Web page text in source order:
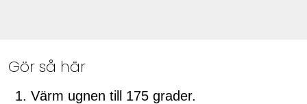
Gör så här
Värm ugnen till 175 grader.